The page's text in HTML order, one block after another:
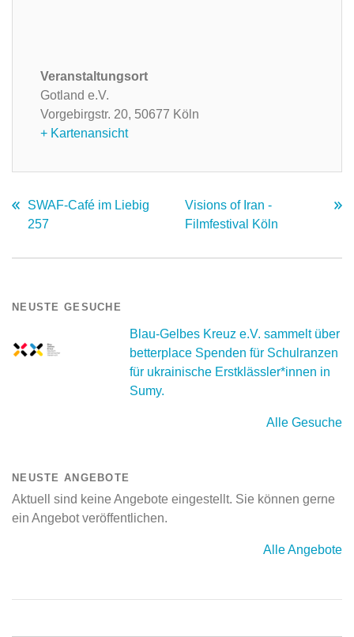
Veranstaltungsort
Gotland e.V.
Vorgebirgstr. 20, 50677 Köln
+ Kartenansicht
SWAF-Café im Liebig
257
Visions of Iran -
Filmfestival Köln
NEUSTE GESUCHE
Blau-Gelbes Kreuz e.V. sammelt über
betterplace Spenden für Schulranzen
für ukrainische Erstklässler*innen in
Sumy.
Alle Gesuche
NEUSTE ANGEBOTE
Aktuell sind keine Angebote eingestellt. Sie können gerne
ein Angebot veröffentlichen.
Alle Angebote